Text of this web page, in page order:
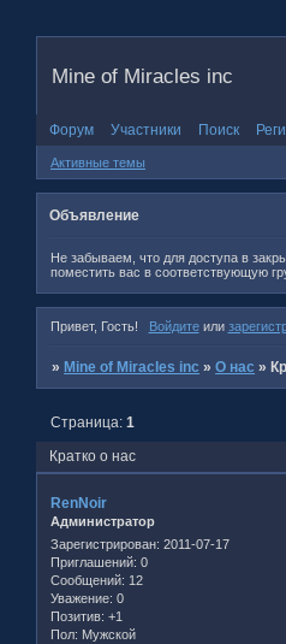
Mine of Miracles inc
Форум Участники Поиск
Активные темы
Объявление
Не забываем, что для доступа в
поместить вас в соответствующую
Привет, Гость! Войдитеили
»Mine of Miracles inc »О нас »
Кратко о нас
Страница:1
RenNoir
Администратор
Зарегистрирован: 2011-07-17
Приглашений: 0
Сообщений: 12
Уважение: 0
Позитив: +1
Пол: Мужской